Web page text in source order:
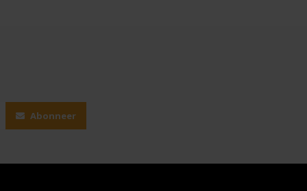
Abonneer